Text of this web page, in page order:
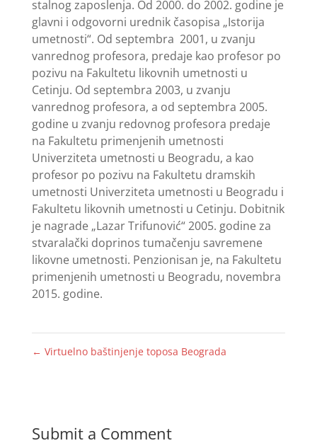
stalnog zaposlenja. Od 2000. do 2002. godine je
glavni i odgovorni urednik časopisa „Istorija
umetnosti“. Od septembra 2001, u zvanju
vanrednog profesora, predaje kao profesor po
pozivu na Fakultetu likovnih umetnosti u
Cetinju. Od septembra 2003, u zvanju
vanrednog profesora, a od septembra 2005.
godine u zvanju redovnog profesora predaje
na Fakultetu primenjenih umetnosti
Univerziteta umetnosti u Beogradu, a kao
profesor po pozivu na Fakultetu dramskih
umetnosti Univerziteta umetnosti u Beogradu i
Fakultetu likovnih umetnosti u Cetinju. Dobitnik
je nagrade „Lazar Trifunović“ 2005. godine za
stvaralački doprinos tumačenju savremene
likovne umetnosti. Penzionisan je, na Fakultetu
primenjenih umetnosti u Beogradu, novembra
2015. godine.
← Virtuelno baštinjenje toposa Beograda
Submit a Comment